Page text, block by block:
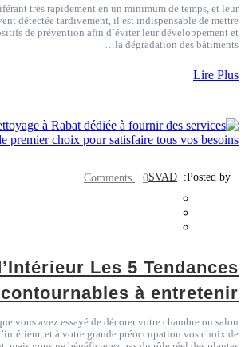
très rapidement en un minimum de temps, et leur
détectée tardivement, il est indispensable de mettre
de prévention afin d’éviter leur développement et
la dégradation des bâtiments…
Lire Plus
Posted by:
SVAD
0 Comments
Les 5 Tendances
à entretenir
vous avez essayé de décorer votre chambre ou salon
et à votre grande préoccupation vos choix de